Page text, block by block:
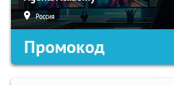
Россия
Промокод